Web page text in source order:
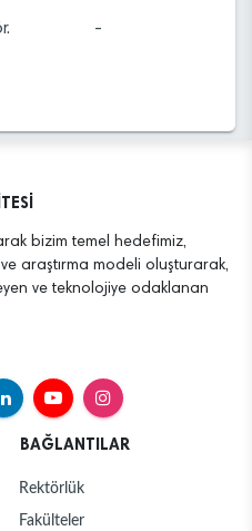
-
bizim temel hedefimiz,
araştırma modeli oluşturarak,
ve teknolojiye odaklanan
BAĞLANTILAR
Rektörlük
Fakülteler